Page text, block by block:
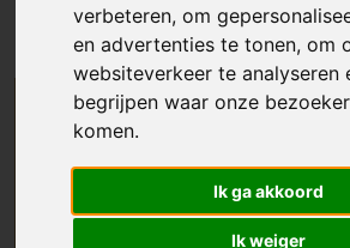
verbeteren, om
en advertenties te tonen, om
websiteverkeer te analyseren
begrijpen waar onze
komen.
Ik ga akkoord
Ik weiger
We helpen u graag
Maak hier een zoekprofiel aan en
de hoogte van passend